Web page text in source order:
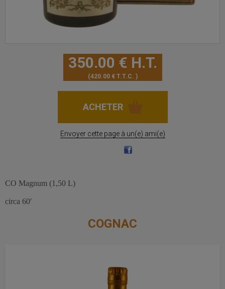
350.00 € H.T.
420.00€ T.T.C.
Envoyer cette page à un(e) ami(e)
CO Magnum (1,50 L)
circa 60'
COGNAC